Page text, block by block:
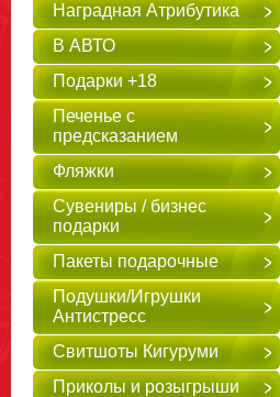
Наградная Атрибутика
В АВТО
Подарки +18
Печенье с
предсказанием
Фляжки
Сувениры / бизнес
подарки
Пакеты подарочные
Подушки/Игрушки
Антистресс
Свитшоты Кигуруми
Приколы и розыгрыши